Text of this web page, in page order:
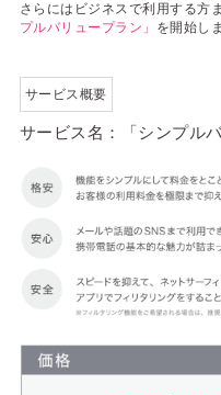
さらにはビジネスで利用する方
プルバリュープラン」 を開始し
サービス概要
サービス名：「シンプル